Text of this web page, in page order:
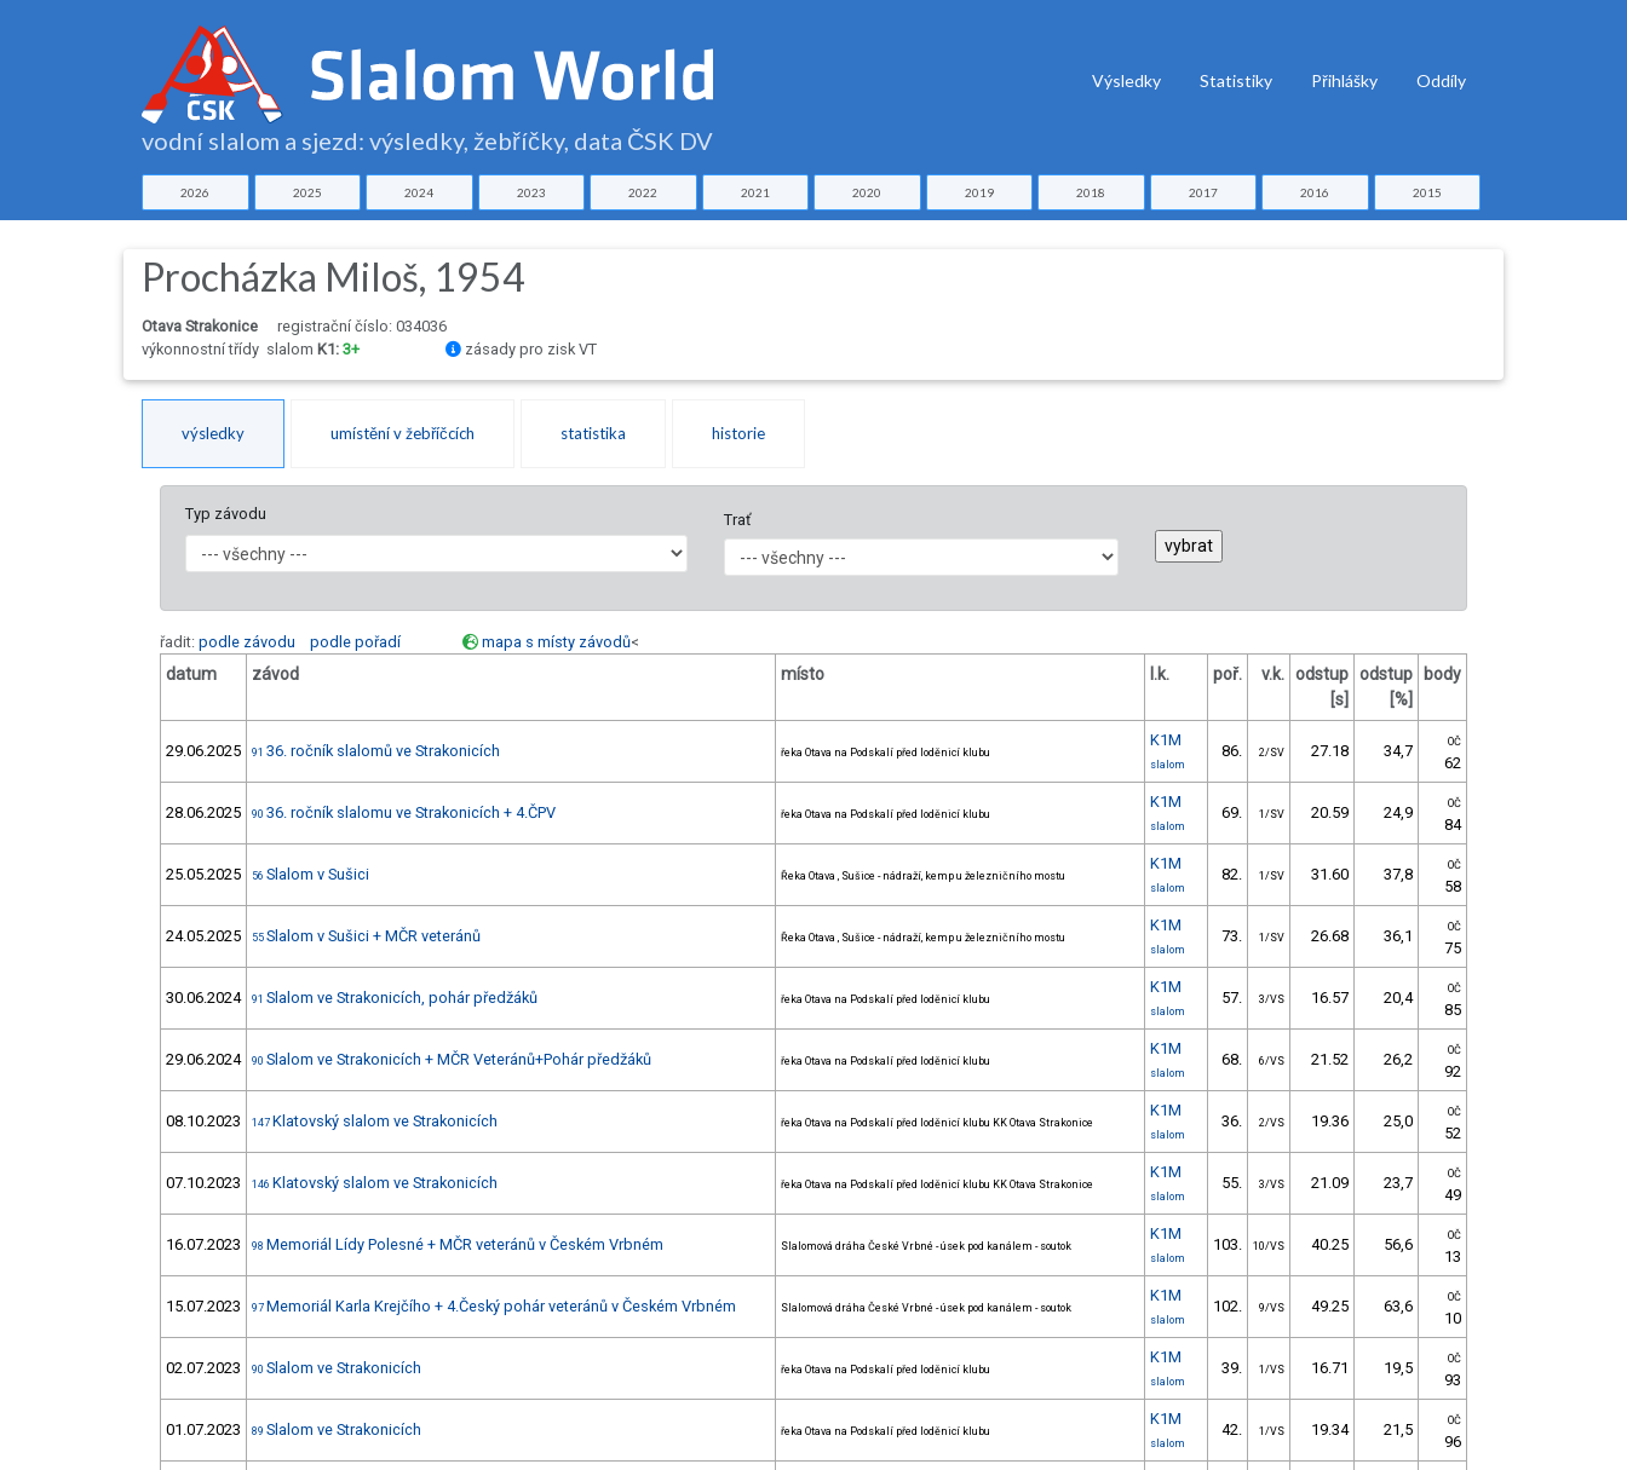
vodní slalom a sjezd: výsledky, žebříčky, data ČSK DV
Výsledky Statistiky Přihlášky Oddíly
2026 2025 2024 2023 2022 2021 2020 2019 2018 2017 2016 2015
Procházka Miloš, 1954
Otava Strakonice
registrační číslo: 034036
výkonnostní třídy slalom K1: 3+ zásady pro zisk VT
výsledky umístění v žebříčcích statistika historie
Typ závodu Trať
řadit: podle závodu podle pořadí mapa s místy závodů<
datum závod místo l.k. poř. v.k. odstup
[s]
odstup
[%]
body
29.06.2025 91 36. ročník slalomů ve Strakonicích řeka Otava na Podskalí před loděnicí klubu
K1M
slalom
86. 2/SV 27.18 34,7 OČ
62
28.06.2025 90 36. ročník slalomu ve Strakonicích + 4.ČPV řeka Otava na Podskalí před loděnicí klubu
K1M
slalom
69. 1/SV 20.59 24,9 OČ
84
25.05.2025 56 Slalom v Sušici Řeka Otava , Sušice - nádraží, kemp u železničního mostu
K1M
slalom
82. 1/SV 31.60 37,8 OČ
58
24.05.2025 55 Slalom v Sušici + MČR veteránů Řeka Otava , Sušice - nádraží, kemp u železničního mostu
K1M
slalom
73. 1/SV 26.68 36,1 OČ
75
30.06.2024 91 Slalom ve Strakonicích, pohár předžáků řeka Otava na Podskalí před loděnicí klubu
K1M
slalom
57. 3/VS 16.57 20,4 OČ
85
29.06.2024 90 Slalom ve Strakonicích + MČR Veteránů+Pohár předžáků řeka Otava na Podskalí před loděnicí klubu
K1M
slalom
68. 6/VS 21.52 26,2 OČ
92
08.10.2023 147 Klatovský slalom ve Strakonicích řeka Otava na Podskalí před loděnicí klubu KK Otava Strakonice
K1M
slalom
36. 2/VS 19.36 25,0 OČ
52
07.10.2023 146 Klatovský slalom ve Strakonicích řeka Otava na Podskalí před loděnicí klubu KK Otava Strakonice
K1M
slalom
55. 3/VS 21.09 23,7 OČ
49
16.07.2023 98 Memoriál Lídy Polesné + MČR veteránů v Českém Vrbném Slalomová dráha České Vrbné - úsek pod kanálem - soutok
K1M
slalom
103. 10/VS 40.25 56,6 OČ
13
15.07.2023 97 Memoriál Karla Krejčího + 4.Český pohár veteránů v Českém Vrbném Slalomová dráha České Vrbné - úsek pod kanálem - soutok
K1M
slalom
102. 9/VS 49.25 63,6 OČ
10
02.07.2023 90 Slalom ve Strakonicích řeka Otava na Podskalí před loděnicí klubu
K1M
slalom
39. 1/VS 16.71 19,5 OČ
93
01.07.2023 89 Slalom ve Strakonicích řeka Otava na Podskalí před loděnicí klubu
K1M
slalom
42. 1/VS 19.34 21,5 OČ
96